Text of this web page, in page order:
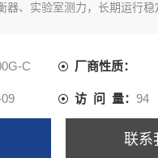
器、实验室测力，长期运行稳
C 厂商性质：
访 问 量：94
联系